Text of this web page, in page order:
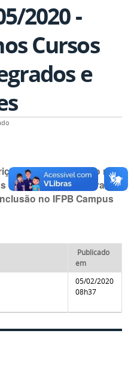
2020 -
Cursos
e
para reingresso nos
e Subsequentes para os
no IFPB Campus
Publicado
em
05/02/2020
08h37